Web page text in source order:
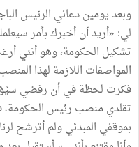
وبعد يومين دعاني الرئيس
لي: «أريد أن أخبرك بأمر
تشكيل الحكومة، وهو أنني
المواصفات اللازمة لهذا
فكرت لحظة في أن رفضي
تقلدي منصب رئيس
بموقفي المبدئي ولم أترشح